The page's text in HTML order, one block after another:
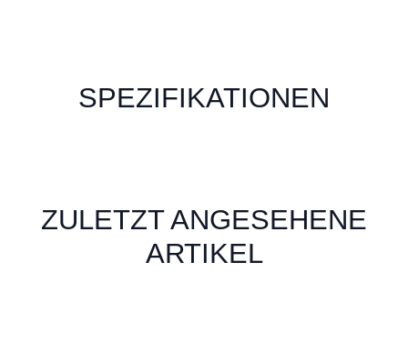
SPEZIFIKATIONEN
ZULETZT ANGESEHENE
ARTIKEL